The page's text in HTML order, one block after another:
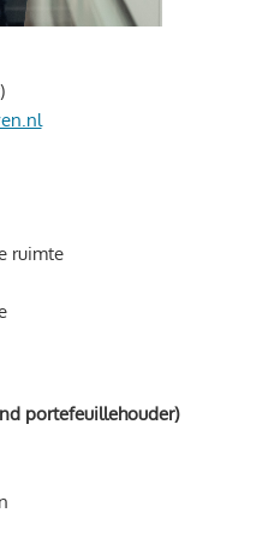
ruimte
portefeuillehouder)